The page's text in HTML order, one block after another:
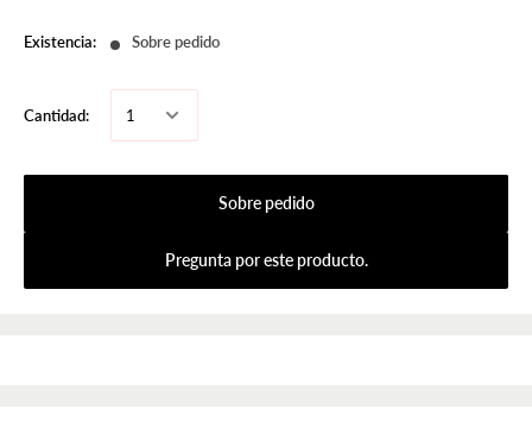
Existencia: Sobre pedido
Cantidad:
Sobre pedido
Pregunta por este producto.